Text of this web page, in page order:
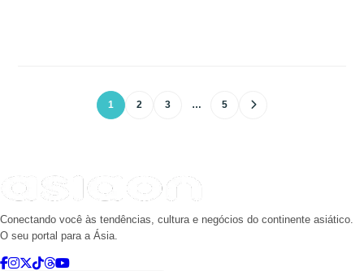
1 2 3 … 5
Conectando você às tendências, cultura e negócios do continente asiático.
O seu portal para a Ásia.